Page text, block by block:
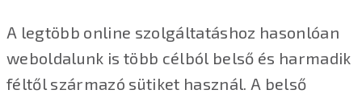
A legtöbb online szolgáltatáshoz hasonlóan
weboldalunk is több célból belső és harmadik
féltől származó sütiket használ. A belső